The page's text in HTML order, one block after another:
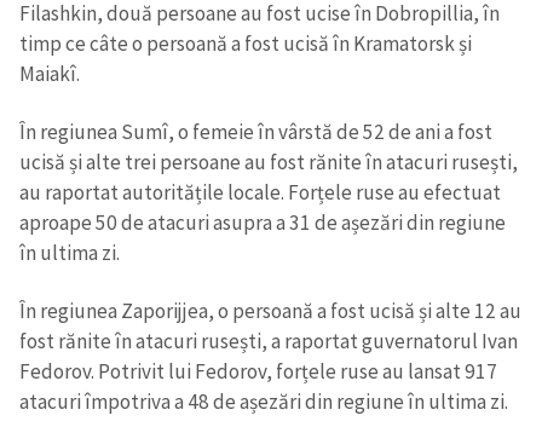
Filashkin, două persoane au fost ucise în Dobropillia, în
timp ce câte o persoană a fost ucisă în Kramatorsk și
Maiakî.
În regiunea Sumî, o femeie în vârstă de 52 de ani a fost
ucisă și alte trei persoane au fost rănite în atacuri rusești,
au raportat autoritățile locale. Forțele ruse au efectuat
aproape 50 de atacuri asupra a 31 de așezări din regiune
în ultima zi.
În regiunea Zaporijjea, o persoană a fost ucisă și alte 12 au
fost rănite în atacuri rusești, a raportat guvernatorul Ivan
Fedorov. Potrivit lui Fedorov, forțele ruse au lansat 917
atacuri împotriva a 48 de așezări din regiune în ultima zi.